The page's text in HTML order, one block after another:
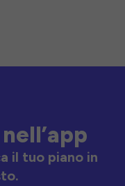
il tuo piano in